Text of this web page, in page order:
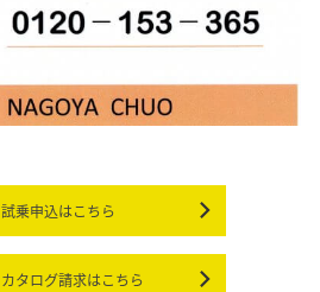
試乗申込はこちら
カタログ請求はこちら